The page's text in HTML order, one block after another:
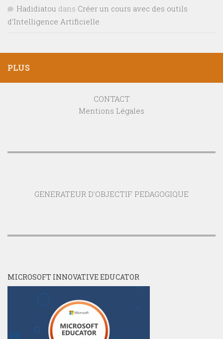
Hadidiatou dans Créer un cours avec des outils
d’Intelligence Artificielle
PLUS
CONTACT
Mentions Légales
GENERATEUR D'OBJECTIF PEDAGOGIQUE
MICROSOFT INNOVATIVE EDUCATOR